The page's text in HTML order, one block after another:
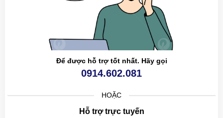
Để được hỗ trợ tốt nhất. Hãy gọi
0914.602.081
HOẶC
Hỗ trợ trực tuyến